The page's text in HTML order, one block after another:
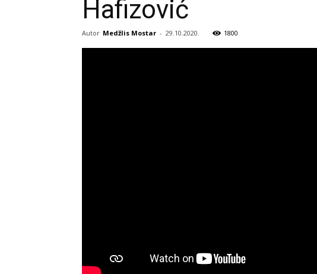
Hafizović
Autor Medžlis Mostar - 29.10.2020. 1800